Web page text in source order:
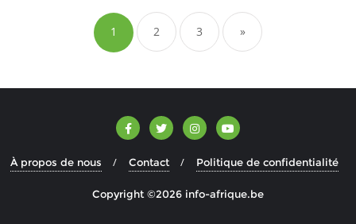
des
articles
1 2 3 »
À propos de nous Contact Politique de confidentialité
Copyright ©2026 info-afrique.be